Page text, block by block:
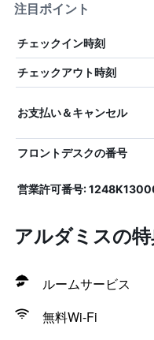
注目ポイント
チェックイン時刻
チェックアウト時刻
お支払い＆キャンセル
フロントデスクの番号
営業許可番号:
アルダミスの
ルームサービス
無料Wi-Fi